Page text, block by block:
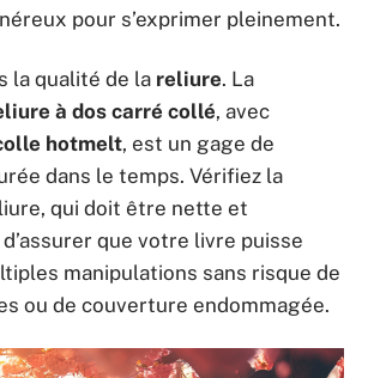
pour s’exprimer pleinement.
la qualité de la reliure. La
à dos carré collé, avec
hotmelt, est un gage de
dans le temps. Vérifiez la
qui doit être nette et
que votre livre puisse
manipulations sans risque de
ou de couverture endommagée.